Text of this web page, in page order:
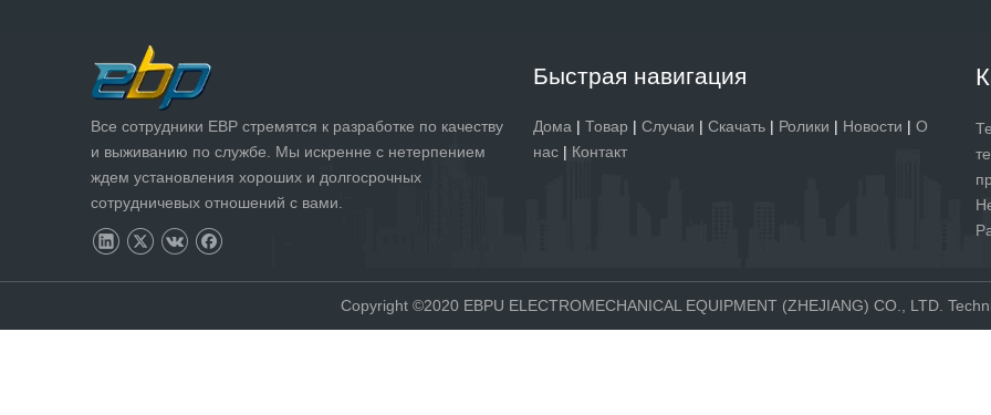
Все сотрудники EBP стремятся к разработке по качеству
и выживанию по службе. Мы искренне с нетерпением
ждем установления хороших и долгосрочных
сотрудничевых отношений с вами.
Быстрая навигация
Дома | Товар | Случаи | Скачать | Ролики | Новости | О
нас | Контакт
Copyright ©2020 EBPU ELECTROMECHANICAL EQUIPMENT (ZHEJIANG) CO., LTD.